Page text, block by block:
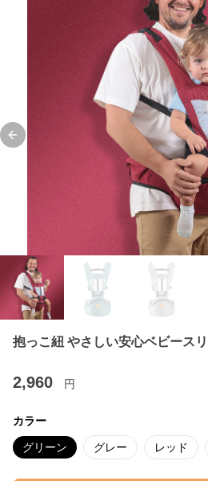
Previous slide
抱っこ紐 やさしい安心ベビース
2,960 円
カラー
グリーン グレー レッド